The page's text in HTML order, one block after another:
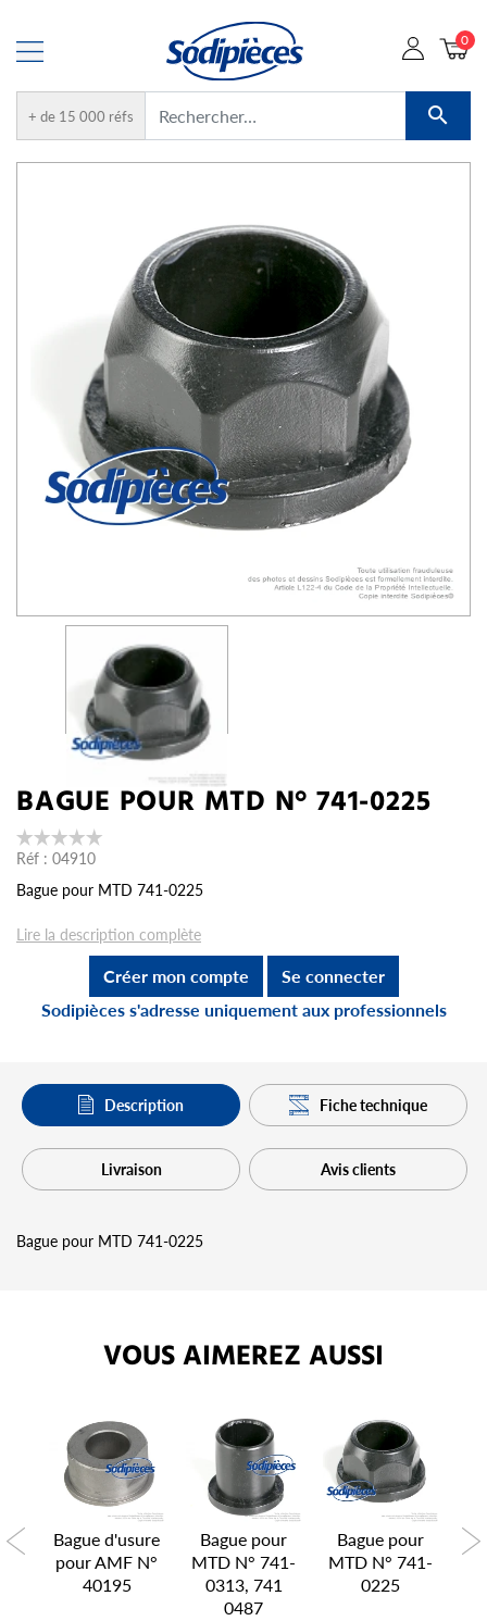
+ de 15 000 réfs 
0
BAGUE POUR MTD N° 741-0225
Réf : 04910
Bague pour MTD 741-0225
Lire la description complète
Créer mon compte
Se connecter
Sodipièces s'adresse uniquement aux professionnels
Description Fiche technique
Livraison Avis clients
Bague pour MTD 741-0225
VOUS AIMEREZ AUSSI
Bague d'usure
pour AMF N°
40195
Bague pour
MTD N° 741-
0313, 741
0487
Bague pour
MTD N° 741-
0225